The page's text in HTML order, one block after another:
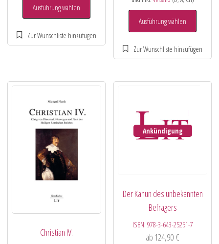
Ausführung wählen
Ausführung wählen
Christian IV.
Ankündigung
Der Kanun des unbekannten
Befragers
ISBN: 978-3-643-25251-7
ab 124,90€